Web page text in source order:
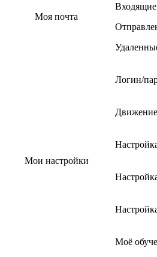
Моя почта
Входящие
Мои настройки
Логин/
Моё